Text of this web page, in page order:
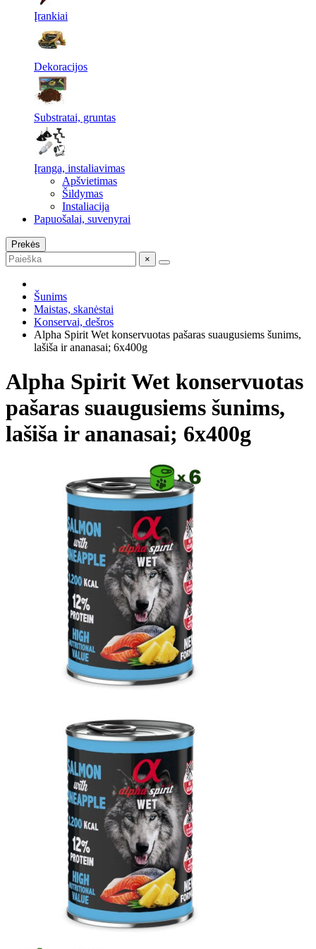
Įrankiai
Dekoracijos
Substratai, gruntas
Įranga, instaliavimas
Apšvietimas
Šildymas
Instaliacija
Papuošalai, suvenyrai
Prekės
×
Šunims
Maistas, skanėstai
Konservai, dešros
Alpha Spirit Wet konservuotas pašaras suaugusiems šunims,
lašiša ir ananasai; 6x400g
Alpha Spirit Wet konservuotas
pašaras suaugusiems šunims,
lašiša ir ananasai; 6x400g